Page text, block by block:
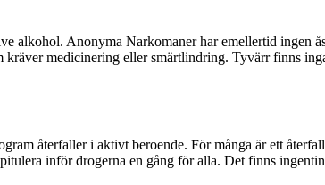
alkohol. Anonyma Narkomaner har emellertid ingen
medicinering eller smärtlindring. Tyvärr finns
återfaller i aktivt beroende. För många är ett
inför drogerna en gång för alla. Det finns